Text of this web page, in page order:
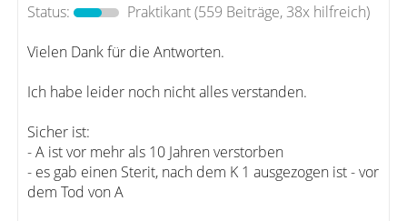
Status:
Praktikant(559 Beiträge, 38x hilfreich)
Vielen Dank für die Antworten.
Ich habe leider noch nicht alles verstanden.
Sicher ist:
- A ist vor mehr als 10 Jahren verstorben
- es gab einen Sterit, nach dem K 1 ausgezogen ist - vor
dem Tod von A